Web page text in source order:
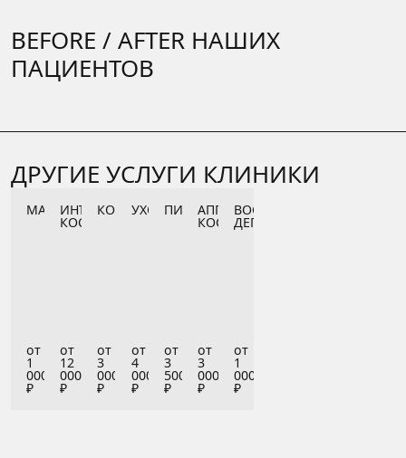
BEFORE / AFTER НАШИХ
ПАЦИЕНТОВ
ДРУГИЕ УСЛУГИ КЛИНИКИ
МАССАЖ
от
1
000
₽
ИНЪЕКЦИОННАЯ
КОСМЕТОЛОГИЯ
от
12
000
₽
КОНСУЛЬТАЦИИ
от
3
000
₽
УХОДЫ
от
4
000
₽
ПИЛИНГ
от
3
500
₽
АППАРАТНАЯ
КОСМЕТОЛОГИЯ
от
3
000
₽
ВОСКОВАЯ
ДЕПИЛЯЦИЯ
от
1
000
₽